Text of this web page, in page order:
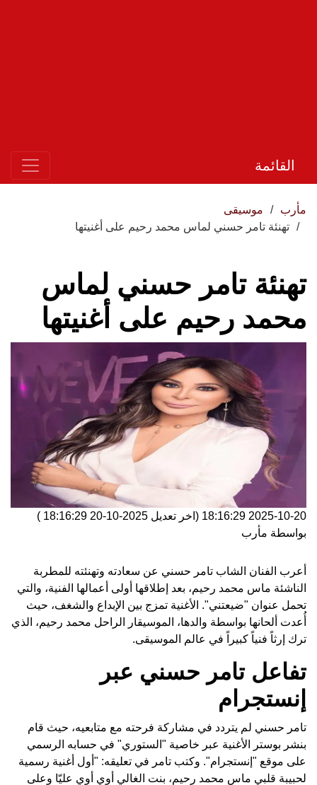
القائمة
مأرب
موسيقى
تهنئة تامر حسني لماس محمد رحيم على أغنيتها
تهنئة تامر حسني لماس
محمد رحيم على أغنيتها
2025-10-20 18:16:29 (اخر تعديل 2025-10-20 18:16:29
)
بواسطة مأرب
أعرب الفنان الشاب تامر حسني عن سعادته وتهنئته للمطربة
الناشئة ماس محمد رحيم، بعد إطلاقها أولى أعمالها الفنية، والتي
تحمل عنوان "ضيعتني". الأغنية تمزج بين الإبداع والشغف، حيث
أُعدت ألحانها بواسطة والدها، الموسيقار الراحل محمد رحيم، الذي
ترك إرثاً فنياً كبيراً في عالم الموسيقى.
تفاعل تامر حسني عبر
إنستجرام
تامر حسني لم يتردد في مشاركة فرحته مع متابعيه، حيث قام
بنشر بوستر الأغنية عبر خاصية "الستوري" في حسابه الرسمي
على موقع "إنستجرام". وكتب تامر في تعليقه: "أول أغنية رسمية
لحبيبة قلبي ماس محمد رحيم، بنت الغالي أوي أوي عليّا وعلى